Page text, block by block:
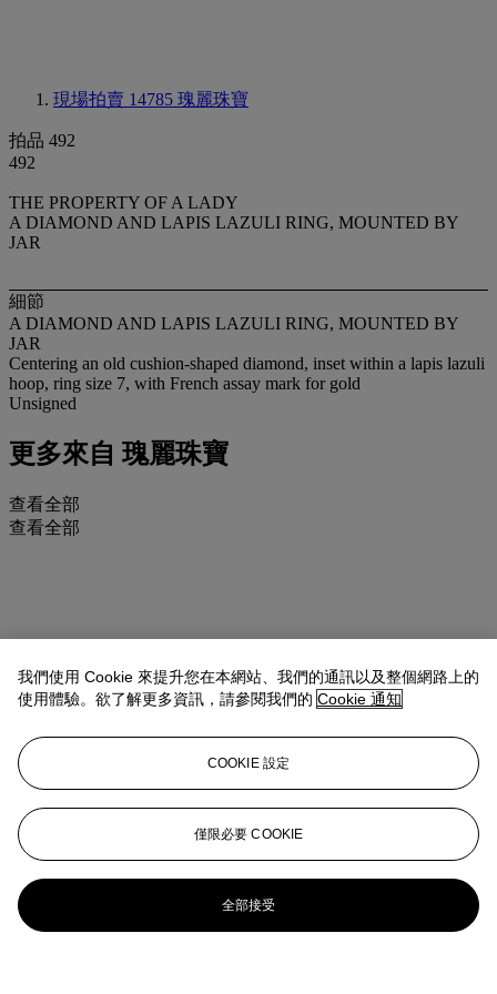
現場拍賣 14785 瑰麗珠寶
拍品 492
492
THE PROPERTY OF A LADY
A DIAMOND AND LAPIS LAZULI RING, MOUNTED BY
JAR
細節
A DIAMOND AND LAPIS LAZULI RING, MOUNTED BY
JAR
Centering an old cushion-shaped diamond, inset within a lapis lazuli
hoop, ring size 7, with French assay mark for gold
Unsigned
更多來自 瑰麗珠寶
查看全部
查看全部
我們使用 Cookie 來提升您在本網站、我們的通訊以及整個網路上的
使用體驗。欲了解更多資訊，請參閱我們的 Cookie 通知
COOKIE 設定
僅限必要 COOKIE
全部接受